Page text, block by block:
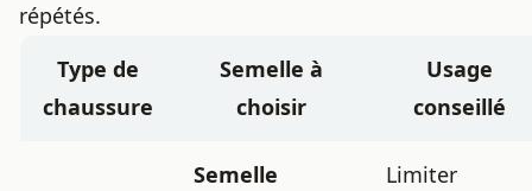
répétés.
Type de
chaussure
Semelle à
choisir
Usage
conseillé
Semelle
Limiter